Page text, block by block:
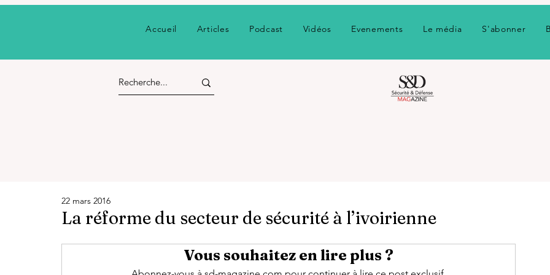
Accueil Articles Podcast Vidéos Evenements Le média S'abonner
La réforme du secteur de sécurité à l’ivoirienne
22 mars 2016
Vous souhaitez en lire plus ?